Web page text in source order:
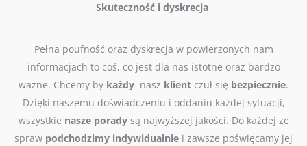
Skuteczność i dyskrecja
Pełna poufność oraz dyskrecja w powierzonych nam
informacjach to coś, co jest dla nas istotne oraz bardzo
ważne. Chcemy by każdy nasz klient czuł się bezpiecznie.
Dzięki naszemu doświadczeniu i oddaniu każdej sytuacji,
wszystkie nasze poradysą najwyższej jakości. Do każdej ze
spraw podchodzimy indywidualnie i zawsze poświęcamy jej